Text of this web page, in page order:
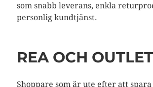
som snabb leverans, enkla
personlig kundtjänst.
REA OCH OUTLET
Shoppare som är ute efter att